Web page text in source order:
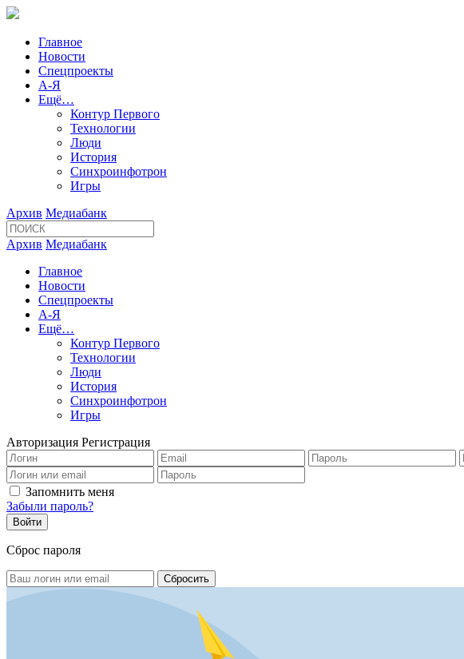
Главное
Новости
Спецпроекты
А-Я
Ещё…
Контур Первого
Технологии
Люди
История
Синхроинфотрон
Игры
Архив Медиабанк
Архив Медиабанк
Главное
Новости
Спецпроекты
А-Я
Ещё…
Контур Первого
Технологии
Люди
История
Синхроинфотрон
Игры
Авторизация Регистрация
Запомнить меня
Забыли пароль?
Сброс пароля